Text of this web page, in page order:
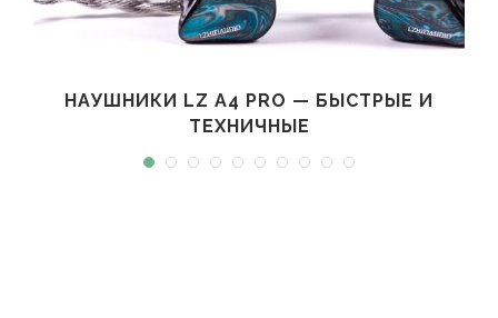
НАУШНИКИ LZ A4 PRO — БЫСТРЫЕ И
ТЕХНИЧНЫЕ